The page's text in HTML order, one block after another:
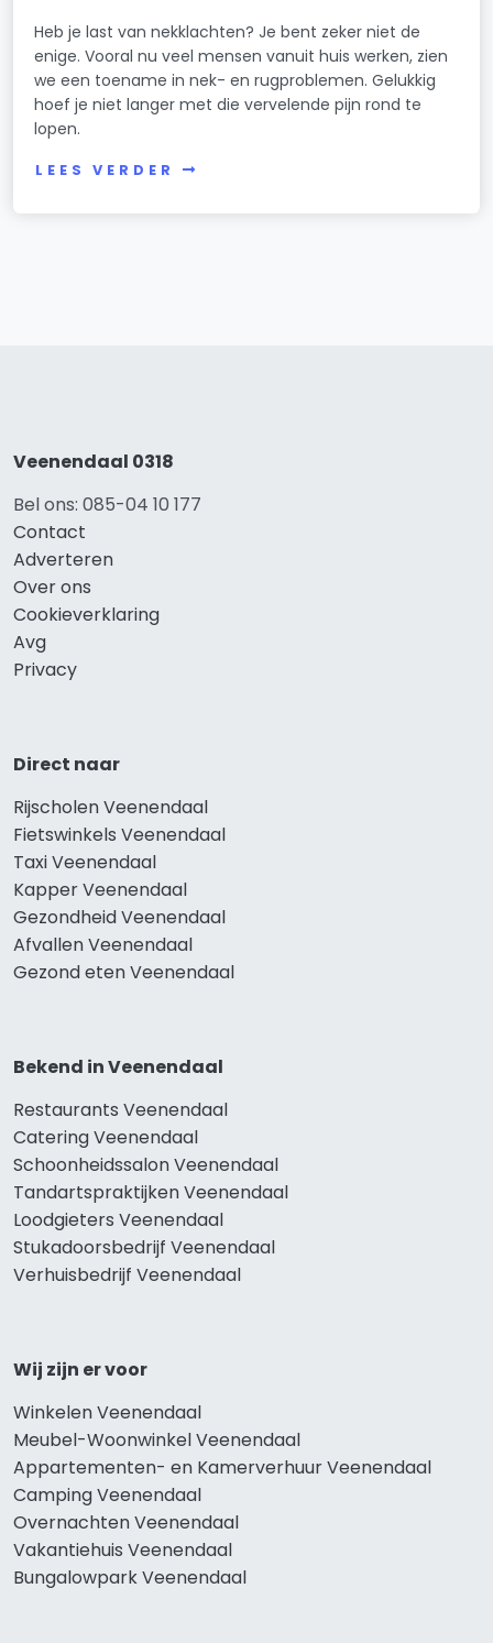
Heb je last van nekklachten? Je bent zeker niet de
enige. Vooral nu veel mensen vanuit huis werken, zien
we een toename in nek- en rugproblemen. Gelukkig
hoef je niet langer met die vervelende pijn rond te
lopen.
LEES VERDER
Veenendaal 0318
Bel ons: 085-04 10 177
Contact
Adverteren
Over ons
Cookieverklaring
Avg
Privacy
Direct naar
Rijscholen Veenendaal
Fietswinkels Veenendaal
Taxi Veenendaal
Kapper Veenendaal
Gezondheid Veenendaal
Afvallen Veenendaal
Gezond eten Veenendaal
Bekend in Veenendaal
Restaurants Veenendaal
Catering Veenendaal
Schoonheidssalon Veenendaal
Tandartspraktijken Veenendaal
Loodgieters Veenendaal
Stukadoorsbedrijf Veenendaal
Verhuisbedrijf Veenendaal
Wij zijn er voor
Winkelen Veenendaal
Meubel-Woonwinkel Veenendaal
Appartementen- en Kamerverhuur Veenendaal
Camping Veenendaal
Overnachten Veenendaal
Vakantiehuis Veenendaal
Bungalowpark Veenendaal